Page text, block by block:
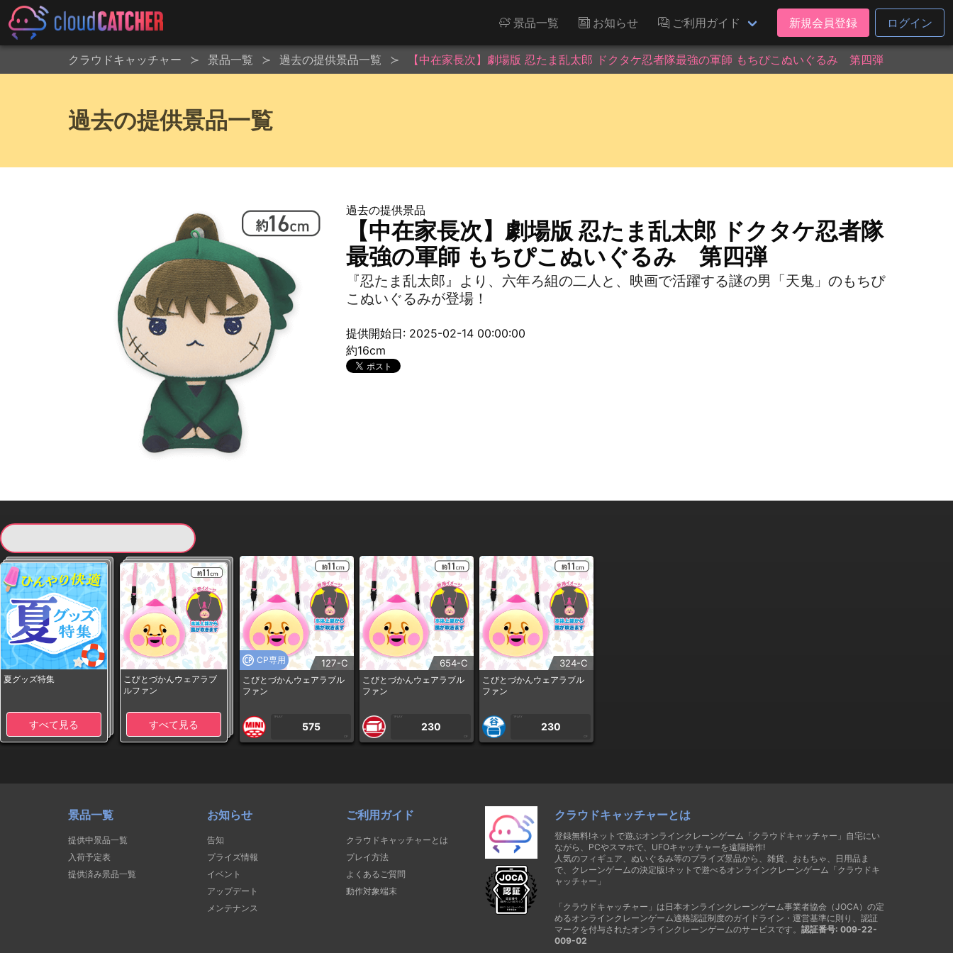
景品一覧 お知らせ ご利用ガイド 新規会員登録 ログイン
クラウドキャッチャー 景品一覧 過去の提供景品一覧 【中在家長次】劇場版 忍たま乱太郎 ドクタケ忍者隊最強の軍師 もちぴこぬいぐるみ 第四弾
過去の提供景品一覧
過去の提供景品
【中在家長次】劇場版 忍たま乱太郎 ドクタケ忍者隊
最強の軍師 もちぴこぬいぐるみ 第四弾
『忍たま乱太郎』より、六年ろ組の二人と、映画で活躍する謎の男「天鬼」のもちぴ
こぬいぐるみが登場！
提供開始日: 2025-02-14 00:00:00
約16cm
夏グッズ特集
すべて見る
こびとづかんウェアラブ
ルファン
すべて見る
CP専用 127-C
こびとづかんウェアラブル
ファン
1PLAY
575
CP
654-C
こびとづかんウェアラブル
ファン
1PLAY
230
CP
324-C
こびとづかんウェアラブル
ファン
1PLAY
230
CP
景品一覧
提供中景品一覧
入荷予定表
提供済み景品一覧
お知らせ
告知
プライズ情報
イベント
アップデート
メンテナンス
ご利用ガイド
クラウドキャッチャーとは
プレイ方法
よくあるご質問
動作対象端末
クラウドキャッチャーとは
登録無料!ネットで遊ぶオンラインクレーンゲーム「クラウドキャッチャー」自宅にい
ながら、PCやスマホで、UFOキャッチャーを遠隔操作!
人気のフィギュア、ぬいぐるみ等のプライズ景品から、雑貨、おもちゃ、日用品ま
で、クレーンゲームの決定版!ネットで遊べるオンラインクレーンゲーム「クラウドキ
ャッチャー」
「クラウドキャッチャー」は日本オンラインクレーンゲーム事業者協会（JOCA）の定
めるオンラインクレーンゲーム適格認証制度のガイドライン・運営基準に則り、認証
マークを付与されたオンラインクレーンゲームのサービスです。 認証番号: 009-22-
009-02